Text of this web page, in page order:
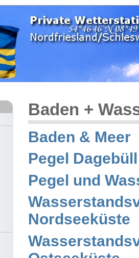
Baden +
Baden & Meer
Pegel Dagebüll
Pegel und
Nordseeküste